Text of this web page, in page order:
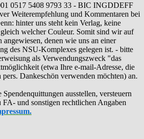
0517 5408 9793 33 - BIC INGDDEFF
Weiterempfehlung und Kommentaren bei
hinter uns steht kein Verlag, keine
welcher Couleur. Somit sind wir auf
angewiesen, denen wie uns an einer
des NSU-Komplexes gelegen ist. - bitte
als Verwendungszweck "das
(etwa Ihre e-mail-Adresse, die
Dankeschön verwenden möchten) an.
ausstellen, versteuern
FA- und sonstigen rechtlichen Angaben